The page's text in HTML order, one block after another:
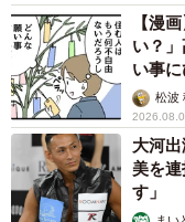
【漫
い？
い事
松波
大河
美を
す」